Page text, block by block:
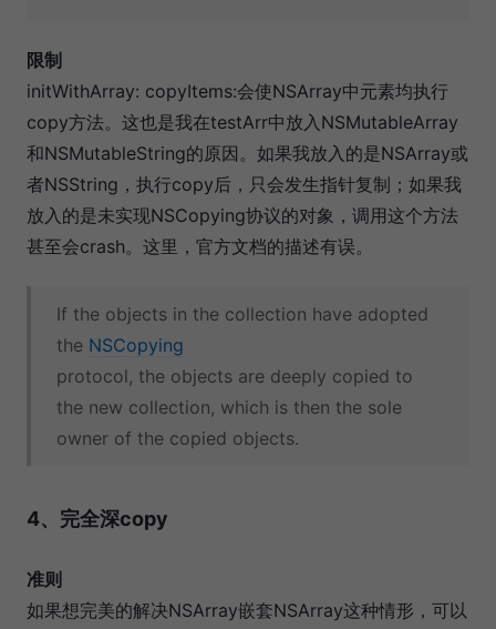
限制
initWithArray: copyItems:会使NSArray中元素均执行
copy方法。这也是我在testArr中放入NSMutableArray
和NSMutableString的原因。如果我放入的是NSArray或
者NSString，执行copy后，只会发生指针复制；如果我
放入的是未实现NSCopying协议的对象，调用这个方法
甚至会crash。这里，官方文档的描述有误。
If the objects in the collection have adopted
the NSCopying
protocol, the objects are deeply copied to
the new collection, which is then the sole
owner of the copied objects.
4、完全深copy
准则
如果想完美的解决NSArray嵌套NSArray这种情形，可以